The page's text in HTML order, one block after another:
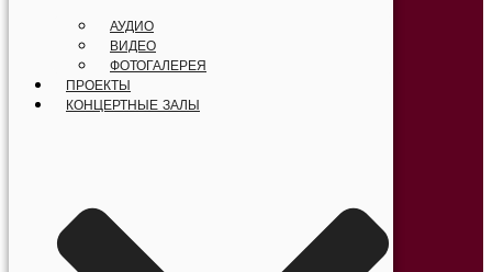
АУДИО
ВИДЕО
ФОТОГАЛЕРЕЯ
ПРОЕКТЫ
КОНЦЕРТНЫЕ ЗАЛЫ